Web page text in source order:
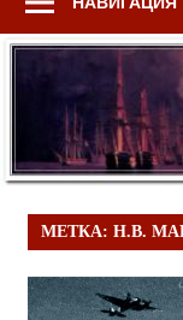
МЕТКА: Н.В.